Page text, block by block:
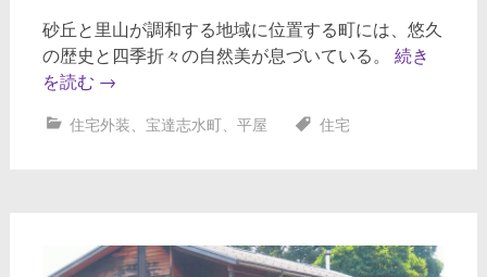
砂丘と里山が調和する地域に位置する町には、悠久
の歴史と四季折々の自然美が息づいている。 続き
を読む →
住宅外装、 宝達志水町、 平屋 住宅